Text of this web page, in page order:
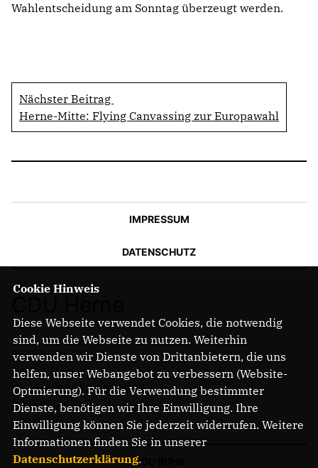
Wahlentscheidung am Sonntag überzeugt werden.
Nächster Beitrag
Herne-Mitte: Flying Canvassing zur Europawahl
IMPRESSUM
DATENSCHUTZ
Bahnhofstr. 84
44623 Herne
Telefon: 02323 2043737
E-Mail: info@cdu-herne.de
CDU RUHR
Cookie Hinweis
Diese Webseite verwendet Cookies, die notwendig
sind, um die Webseite zu nutzen. Weiterhin
verwenden wir Dienste von Drittanbietern, die uns
helfen, unser Webangebot zu verbessern (Website-
Optmierung). Für die Verwendung bestimmter
Dienste, benötigen wir Ihre Einwilligung. Ihre
Einwilligung können Sie jederzeit widerrufen. Weitere
Informationen finden Sie in unserer
Datenschutzerklärung.